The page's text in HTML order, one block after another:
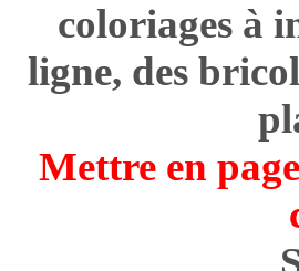
coloriages à
ligne, des
Mettre en